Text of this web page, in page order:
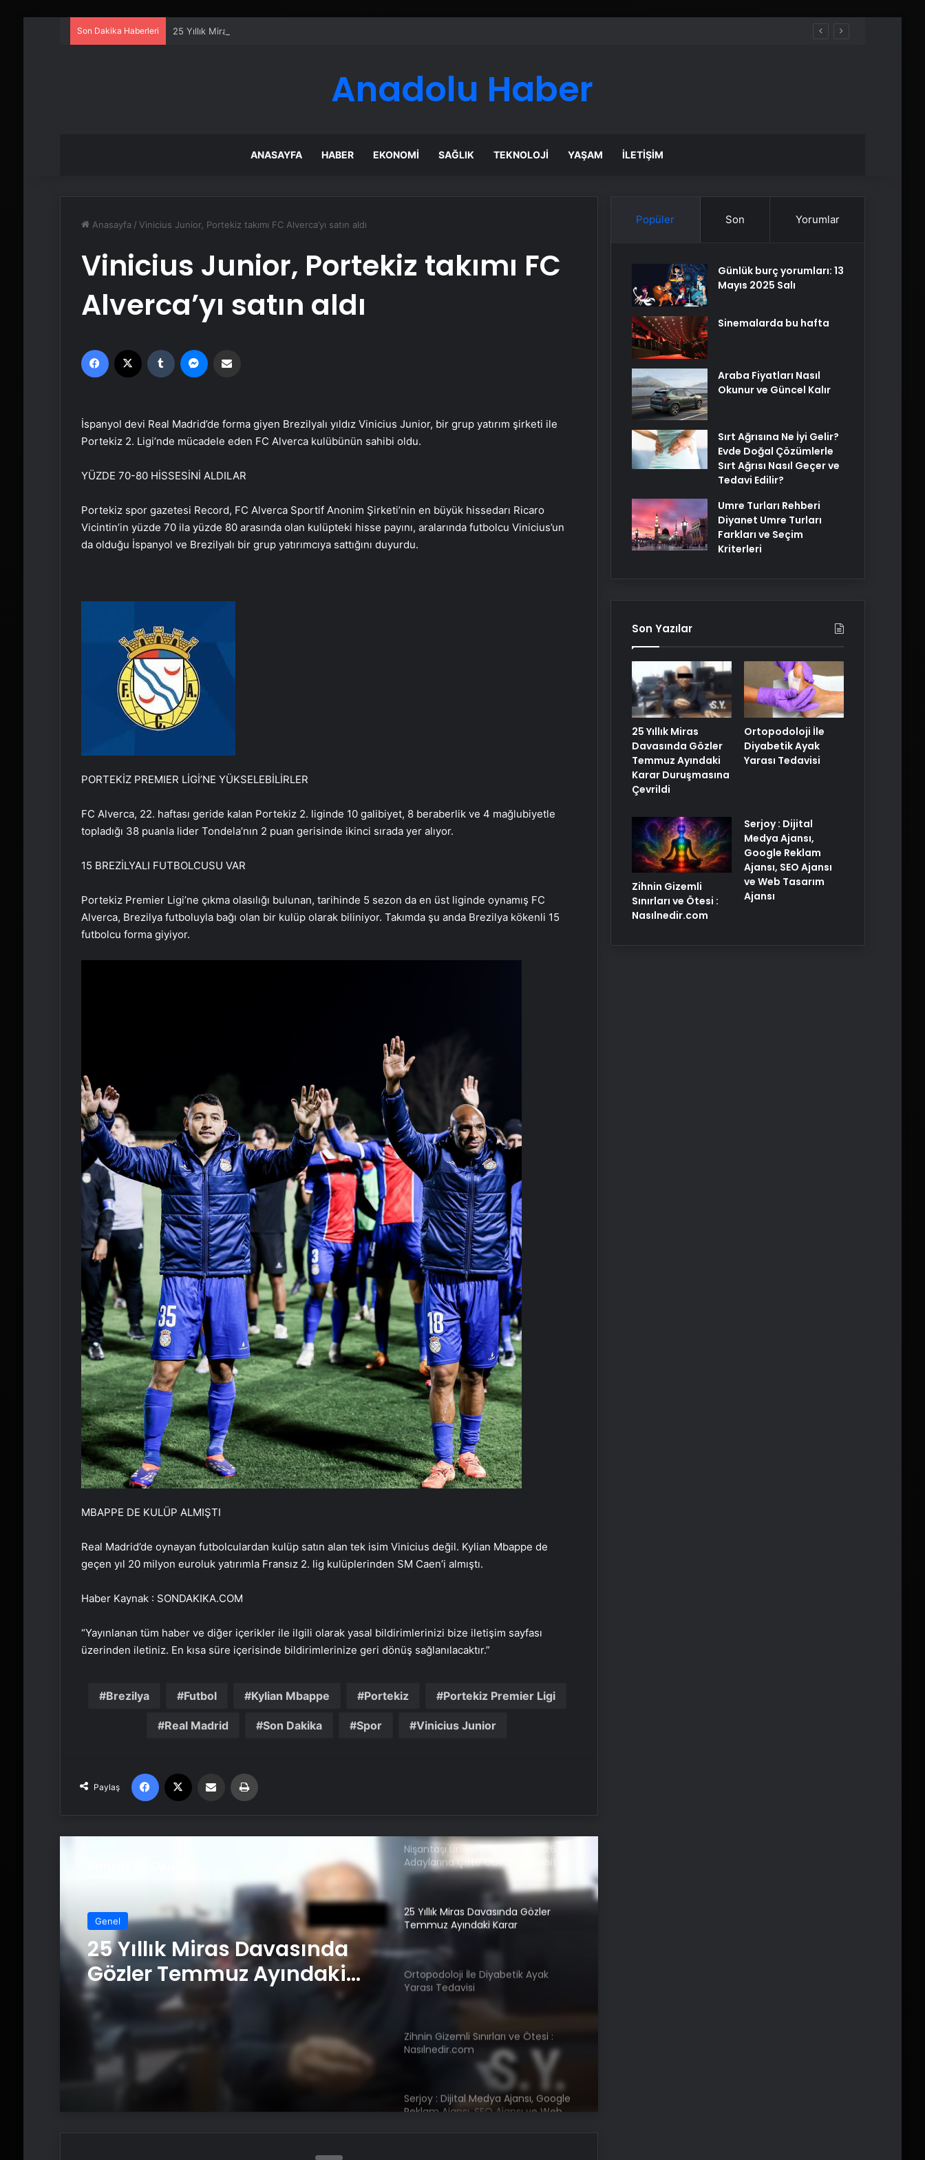
Son Dakika Haberleri 25 Yıllık Miras Davasında Gözler Temmuz Ayındaki Karar Duruşmasına Çevrildi
Anadolu Haber
ANASAYFA HABER EKONOMI SAĞLIK TEKNOLOJI YAŞAM İLETIŞIM
Anasayfa / Vinicius Junior, Portekiz takımı FC Alverca’yı satın aldı
Vinicius Junior, Portekiz takımı FC
Alverca’yı satın aldı
Facebook Tumblr
İspanyol devi Real Madrid’de forma giyen Brezilyalı yıldız Vinicius Junior, bir grup yatırım şirketi ile
Portekiz 2. Ligi’nde mücadele eden FC Alverca kulübünün sahibi oldu.
YÜZDE 70-80 HİSSESİNİ ALDILAR
Portekiz spor gazetesi Record, FC Alverca Sportif Anonim Şirketi’nin en büyük hissedarı Ricaro
Vicintin’in yüzde 70 ila yüzde 80 arasında olan kulüpteki hisse payını, aralarında futbolcu Vinicius’un
da olduğu İspanyol ve Brezilyalı bir grup yatırımcıya sattığını duyurdu.
PORTEKİZ PREMIER LİGİ’NE YÜKSELEBİLİRLER
FC Alverca, 22. haftası geride kalan Portekiz 2. liginde 10 galibiyet, 8 beraberlik ve 4 mağlubiyetle
topladığı 38 puanla lider Tondela’nın 2 puan gerisinde ikinci sırada yer alıyor.
15 BREZİLYALI FUTBOLCUSU VAR
Portekiz Premier Ligi’ne çıkma olasılığı bulunan, tarihinde 5 sezon da en üst liginde oynamış FC
Alverca, Brezilya futboluyla bağı olan bir kulüp olarak biliniyor. Takımda şu anda Brezilya kökenli 15
futbolcu forma giyiyor.
MBAPPE DE KULÜP ALMIŞTI
Real Madrid’de oynayan futbolculardan kulüp satın alan tek isim Vinicius değil. Kylian Mbappe de
geçen yıl 20 milyon euroluk yatırımla Fransız 2. lig kulüplerinden SM Caen’i almıştı.
Haber Kaynak : SONDAKIKA.COM
“Yayınlanan tüm haber ve diğer içerikler ile ilgili olarak yasal bildirimlerinizi bize iletişim sayfası
üzerinden iletiniz. En kısa süre içerisinde bildirimlerinize geri dönüş sağlanılacaktır.”
Brezilya Futbol Kylian Mbappe Portekiz Portekiz Premier Ligi
Real Madrid Son Dakika Spor Vinicius Junior
Paylaş
Facebook Email'den paylaş
Genel
25 Yıllık Miras Davasında
Gözler Temmuz Ayındaki
Karar Duruşmasına
Genel
Ortopodoloji İle Diyabetik
Ayak Yarası Tedavisi
UETDS Nedir ? Uetds.com İle Akıllı
Umre Turları Rehberi Diyanet Umre
Turları Farkları ve Seçim Kriterleri
Batıkent Halı Yıkama Fiyatları ve
25 Yıllık Miras Davasında Gözler
Temmuz Ayındaki Karar
Duruşmasına Çevrildi
Ortopodoloji İle Diyabetik Ayak
Yarası Tedavisi
Zihnin Gizemli Sınırları ve Ötesi :
Nasılnedir.com
Serjoy : Dijital Medya Ajansı, Google
Reklam Ajansı, SEO Ajansı ve Web
UETDS Nedir ? Uetds.com İle Akıllı
Dijital Taşımacılık Yazılımı
Popüler Son Yorumlar
Günlük burç yorumları: 13
Mayıs 2025 Salı
Sinemalarda bu hafta
Araba Fiyatları Nasıl
Okunur ve Güncel Kalır
Sırt Ağrısına Ne İyi Gelir?
Evde Doğal Çözümlerle
Sırt Ağrısı Nasıl Geçer ve
Tedavi Edilir?
Umre Turları Rehberi
Diyanet Umre Turları
Farkları ve Seçim
Kriterleri
Son Yazılar
25 Yıllık Miras
Davasında Gözler
Temmuz Ayındaki
Karar Duruşmasına
Çevrildi
Ortopodoloji İle
Diyabetik Ayak
Yarası Tedavisi
Zihnin Gizemli
Sınırları ve Ötesi :
Nasılnedir.com
Serjoy : Dijital
Medya Ajansı,
Google Reklam
Ajansı, SEO Ajansı
ve Web Tasarım
Ajansı